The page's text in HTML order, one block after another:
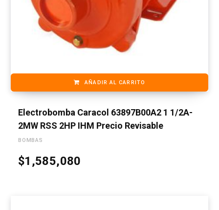
AÑADIR AL CARRITO
Electrobomba Caracol 63897B00A2 1 1/2A-
2MW RSS 2HP IHM Precio Revisable
BOMBAS
$1,585,080